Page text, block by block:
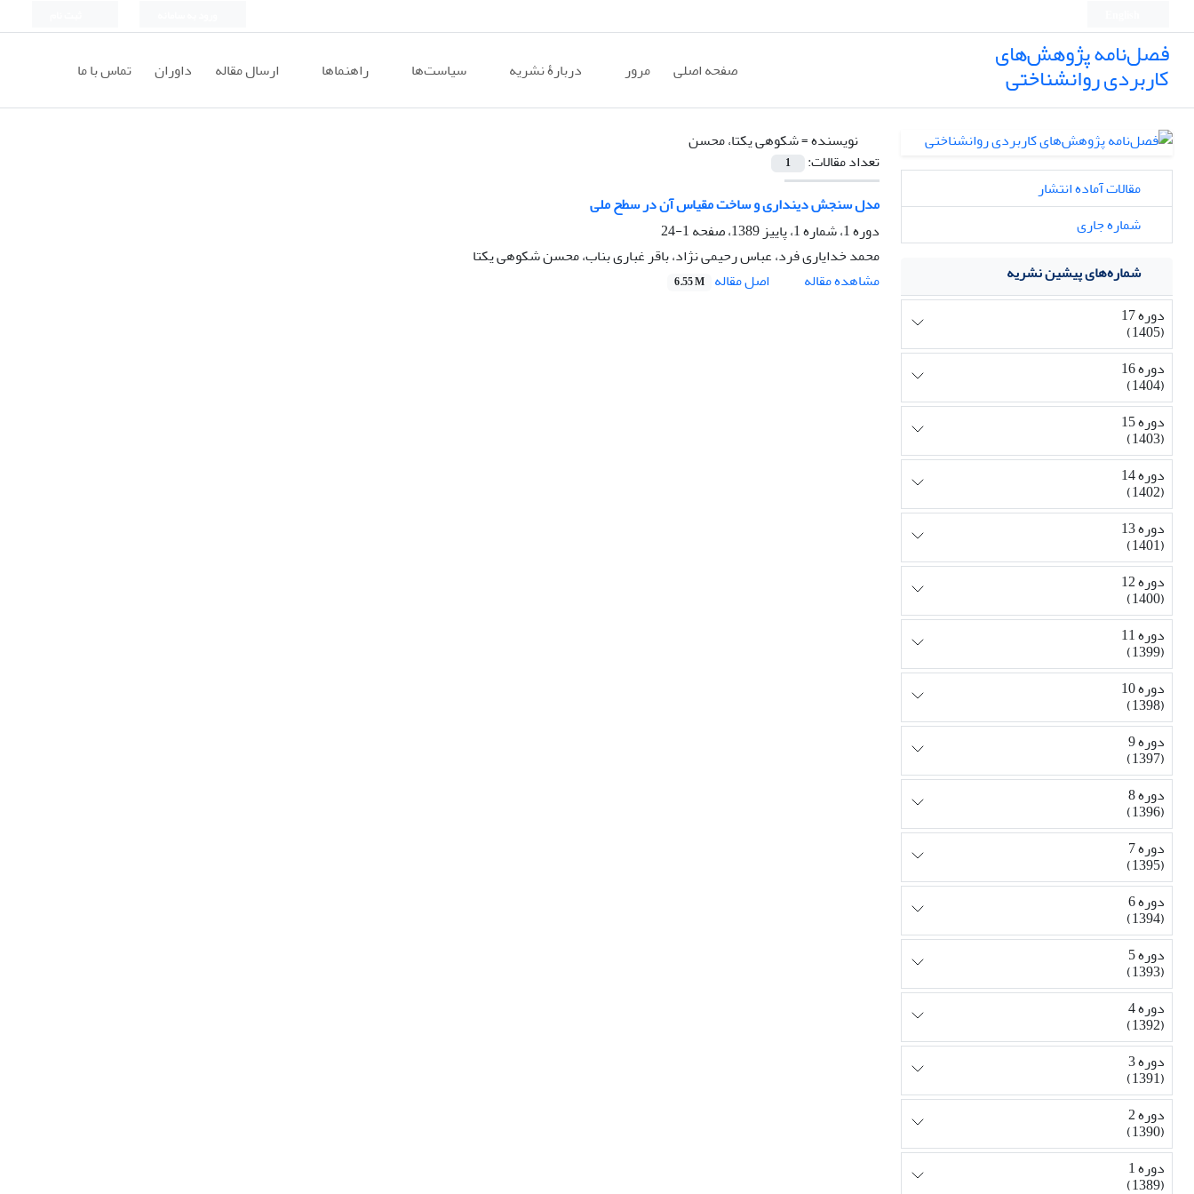
فصل‌نامه پژوهش‌های
کاربردی روانشناختی صفحه اصلی مرور دربارۀ نشریه سیاست‌ها راهنماها ارسال مقاله داوران تماس با ما
نویسنده =شکوهی یکتا، محسن
تعداد مقالات:
1
مدل سنجش دینداری و ساخت مقیاس آن در سطح ملی
دوره 1، شماره 1، پاییز 1389، صفحه
1-24
محمد خدایاری فرد، عباس رحیمی نژاد، باقر غباری بناب، محسن شکوهی یکتا
مشاهده مقاله
اصل مقاله 6.55 M
مقالات آماده انتشار
شماره جاری
شماره‌های پیشین نشریه
دوره 17
(1405)
دوره 16
(1404)
دوره 15
(1403)
دوره 14
(1402)
دوره 13
(1401)
دوره 12
(1400)
دوره 11
(1399)
دوره 10
(1398)
دوره 9
(1397)
دوره 8
(1396)
دوره 7
(1395)
دوره 6
(1394)
دوره 5
(1393)
دوره 4
(1392)
دوره 3
(1391)
دوره 2
(1390)
دوره 1
(1389)